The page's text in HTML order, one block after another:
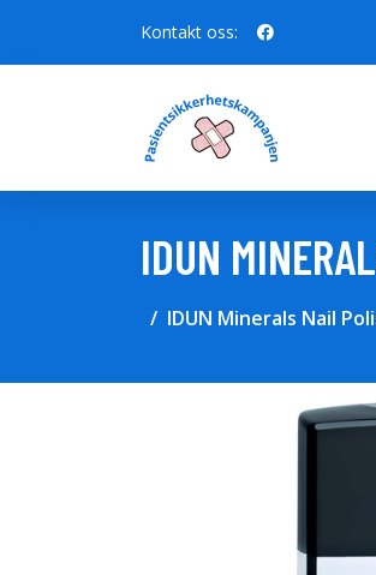
Kontakt oss:
IDUN
IDUN Minerals Nail